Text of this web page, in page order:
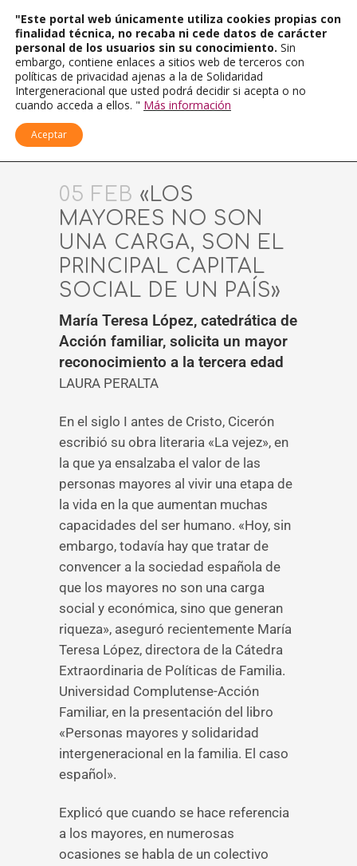
05 FEB «LOS
MAYORES NO SON
UNA CARGA, SON EL
PRINCIPAL CAPITAL
SOCIAL DE UN PAÍS»
María Teresa López, catedrática de
Acción familiar, solicita un mayor
reconocimiento a la tercera edad
LAURA PERALTA
En el siglo I antes de Cristo, Cicerón
escribió su obra literaria «La vejez», en
la que ya ensalzaba el valor de las
personas mayores al vivir una etapa de
la vida en la que aumentan muchas
capacidades del ser humano. «Hoy, sin
embargo, todavía hay que tratar de
convencer a la sociedad española de
que los mayores no son una carga
social y económica, sino que generan
riqueza», aseguró recientemente María
Teresa López, directora de la Cátedra
Extraordinaria de Políticas de Familia.
Universidad Complutense-Acción
Familiar, en la presentación del libro
«Personas mayores y solidaridad
intergeneracional en la familia. El caso
español».
Explicó que cuando se hace referencia
a los mayores, en numerosas
ocasiones se habla de un colectivo
"Este portal web únicamente utiliza cookies propias con
finalidad técnica, no recaba ni cede datos de carácter
personal de los usuarios sin su conocimiento. Sin
embargo, contiene enlaces a sitios web de terceros con
políticas de privacidad ajenas a la de Solidaridad
Intergeneracional que usted podrá decidir si acepta o no
cuando acceda a ellos. " Más información
Aceptar